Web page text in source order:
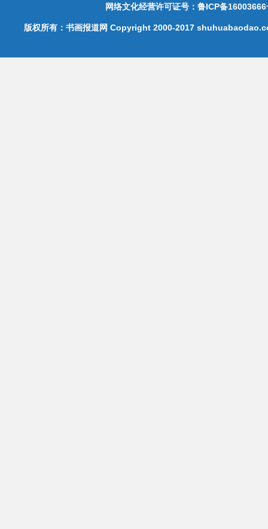
网络文化经营许可证号：鲁ICP备
版权所有：书画报道网 Copyright 2000-2017